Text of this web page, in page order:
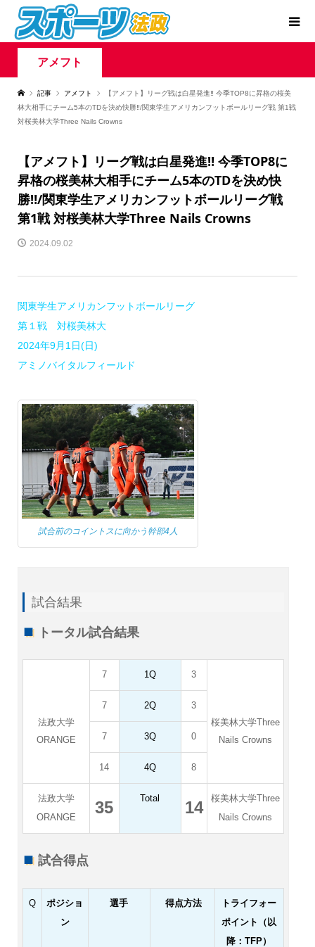
アメフト
記事 アメフト
【アメフト】リーグ戦は白星発進‼ 今季TOP8に昇格の桜美
林大相手にチーム5本のTDを決め快勝‼/関東学生アメリカンフットボールリーグ戦 第1戦
対桜美林大学Three Nails Crowns
【アメフト】リーグ戦は白星発進‼ 今季TOP8に
昇格の桜美林大相手にチーム5本のTDを決め快
勝‼/関東学生アメリカンフットボールリーグ戦
第1戦 対桜美林大学Three Nails Crowns
2024.09.02
関東学生アメリカンフットボールリーグ
第１戦 対桜美林大
2024年9月1日(日)
アミノバイタルフィールド
試合前のコイントスに向かう幹部4人
試合結果
トータル試合結果
法政大学
ORANGE
7 1Q 3
桜美林大学Three
Nails Crowns
7 2Q 3
7 3Q 0
14 4Q 8
法政大学
ORANGE
35 Total 14
桜美林大学Three
Nails Crowns
試合得点
Q
ポジショ
ン
選手 得点方法
トライフォー
ポイント（以
降：TFP）